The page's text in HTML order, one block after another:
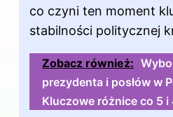
co czyni ten moment
stabilności politycznej
Zobacz również:
prezydenta i posłów w
Kluczowe różnice co 5 i